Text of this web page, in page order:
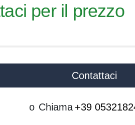
per il prezzo
Contattaci
o Chiama +39